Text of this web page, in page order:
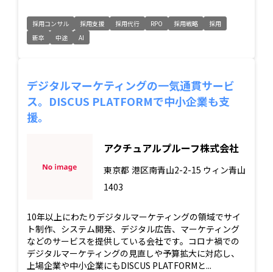
採用コンサル 採用支援 採用代行 RPO 採用戦略
採用
新卒
中途 AI
デジタルマーケティングの一気通貫サービ
ス。DISCUS PLATFORMで中小企業も支
援。
アクチュアルプルーフ株式会社
東京都 港区南青山2-2-15 ウィン青山
1403
10年以上にわたりデジタルマーケティングの領域でサイ
ト制作、システム開発、デジタル広告、マーケティング
などのサービスを提供している会社です。コロナ禍での
デジタルマーケティングの見直しや予算拡大に対応し、
上場企業や中小企業にもDISCUS PLATFORMと...